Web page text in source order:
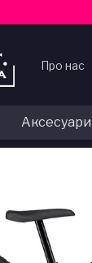
Про нас
Аксесуари